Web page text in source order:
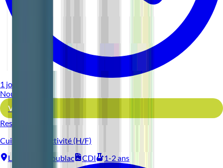
1 jour
Nouveau
Voir l'offre
Reso 44
Cuisinier Collectivité (H/F)
La Baule-Escoublac
CDI 1-2 ans